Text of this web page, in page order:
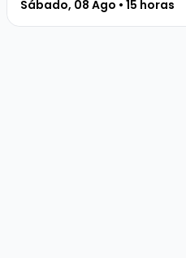
Sábado, 08 Ago • 15 horas